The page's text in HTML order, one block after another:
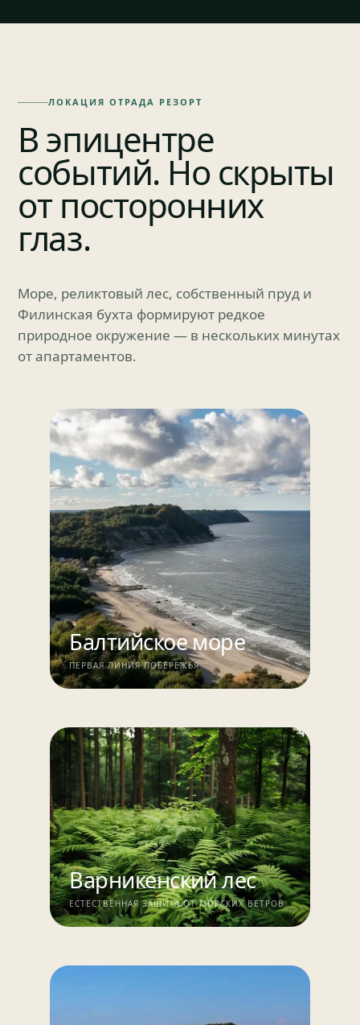
ЛОКАЦИЯ ОТРАДА РЕЗОРТ
В эпицентре
событий. Но скрыты
от посторонних
глаз.
Море, реликтовый лес, собственный пруд и
Филинская бухта формируют редкое
природное окружение — в нескольких минутах
от апартаментов.
Балтийское море
ПЕРВАЯ ЛИНИЯ ПОБЕРЕЖЬЯ
Варникенский лес
ЕСТЕСТВЕННАЯ ЗАЩИТА ОТ МОРСКИХ ВЕТРОВ